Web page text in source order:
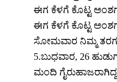
ಈಗ ಕೆಳಗೆ ಕೊಟ್ಟ
ಈಗ ಕೆಳಗೆ ಕೊಟ್ಟ
ಸೋಮವಾರ ನಿಮ್ಮ
5.ಬುಧವಾರ, 26
ಮಂದಿ